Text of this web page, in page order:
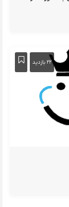
۲۲ بازدید